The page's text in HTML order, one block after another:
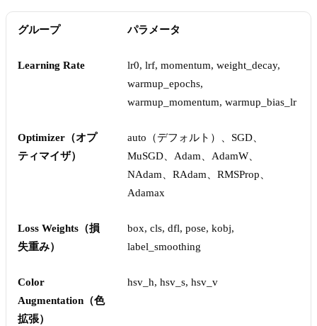
グループ パラメータ
Learning Rate
lr0, lrf, momentum, weight_decay,
warmup_epochs,
warmup_momentum, warmup_bias_lr
Optimizer（オプ
ティマイザ）
auto（デフォルト）、SGD、
MuSGD、Adam、AdamW、
NAdam、RAdam、RMSProp、
Adamax
Loss Weights（損
失重み）
box, cls, dfl, pose, kobj,
label_smoothing
Color
Augmentation（色
拡張）
hsv_h, hsv_s, hsv_v